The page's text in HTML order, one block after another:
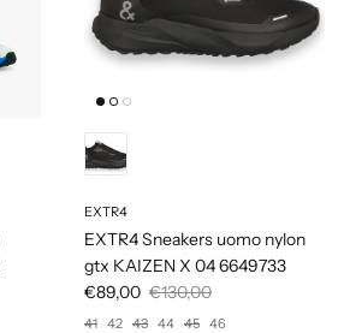
EXTR4
EXTR4 Sneakers uomo nylon
gtx KAIZEN X 04 6649733
€89,00 €130,00
41 42 43 44 45 46